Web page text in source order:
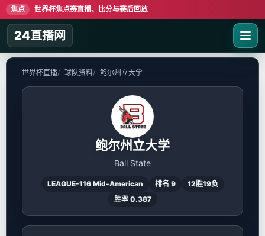
焦点 世界杯焦点赛直播、比分与赛后回放
24直播网
世界杯直播 球队资料 鲍尔州立大学
鲍尔州立大学
Ball State
LEAGUE-116 Mid-American 排名 9
12胜19负
胜率 0.387